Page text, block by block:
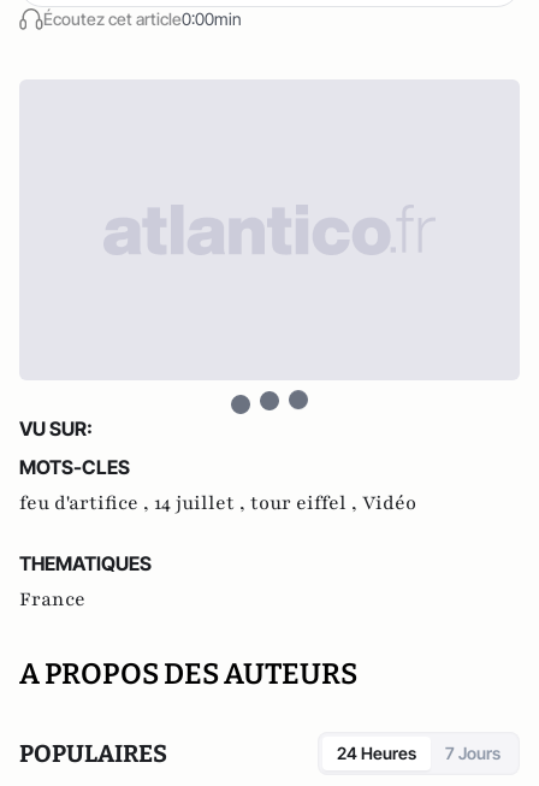
Écoutez cet article0:00min
VU SUR:
MOTS-CLES
feu d'artifice , 14 juillet , tour eiffel , Vidéo
THEMATIQUES
France
A PROPOS DES AUTEURS
POPULAIRES 24 Heures 7 Jours